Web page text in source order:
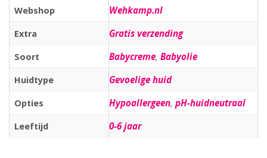
Webshop Wehkamp.nl
Extra Gratis verzending
Soort Babycreme, Babyolie
Huidtype Gevoelige huid
Opties Hypoallergeen, pH-huidneutraal
Leeftijd 0-6 jaar